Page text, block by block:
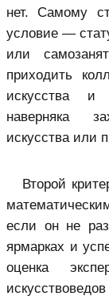
нет. Самому
условие —
или
приходить
искусства и
наверняка
искусства или
Второй
если он не
ярмарках и
оценка